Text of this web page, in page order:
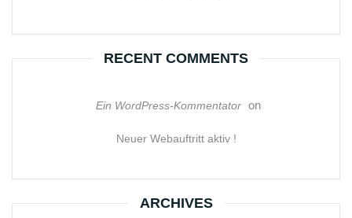
RECENT COMMENTS
Ein WordPress-Kommentator on
Neuer Webauftritt aktiv !
ARCHIVES